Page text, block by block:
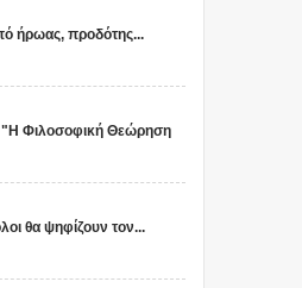
ήρωας, προδότης...
"Η Φιλοσοφική Θεώρηση
θα ψηφίζουν τον...